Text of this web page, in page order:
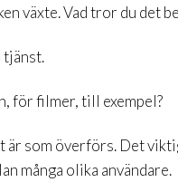
växte. Vad tror du det
tjänst.
för filmer, till exempel?
som överförs. Det
många olika användare.